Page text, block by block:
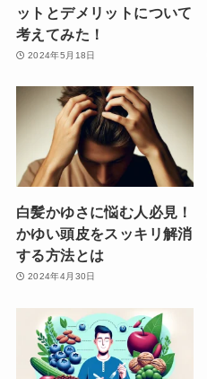
ットとデメリットについて
考えてみた！
2024年5月18日
白髪かゆさに悩む人必見！
かゆい頭皮をスッキリ解消
する方法とは
2024年4月30日